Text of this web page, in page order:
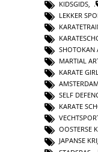
KIDSGIDS
LEKKER
SHOTOKAN
MARTIAL
KARATE
SELF
KARATE
OOSTERSE
JAPANSE